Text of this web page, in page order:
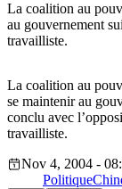
La coalition au
au gouvernement
travailliste.
La coalition au
se maintenir au
conclu avec
travailliste.
Nov 4, 2004 -
Politique